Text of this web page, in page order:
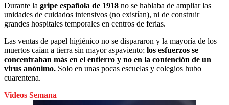
Durante la gripe española de 1918 no se hablaba de ampliar las
unidades de cuidados intensivos (no existían), ni de construir
grandes hospitales temporales en centros de ferias.
Las ventas de papel higiénico no se dispararon y la mayoría de los
muertos caían a tierra sin mayor aspaviento; los esfuerzos se
concentraban más en el entierro y no en la contención de un
virus anónimo. Solo en unas pocas escuelas y colegios hubo
cuarentena.
Videos Semana